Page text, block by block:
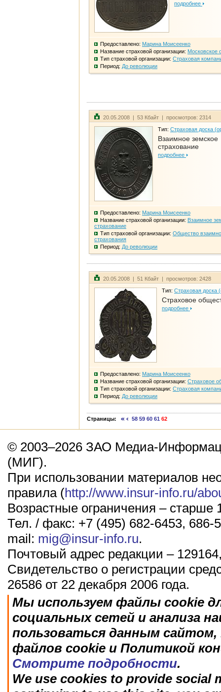
подробнее
Предоставлено: Марина Моисеенко
Название страховой организации: Московское
Тип страховой организации: Страховая
Период: До революции
20.05.2008 | 53 Кбайт | просмотров: 2314
Тип: Страховая доска
Взаимное земское
страхование
подробнее
Предоставлено: Марина Моисеенко
Название страховой организации: Взаимное
страхование
Тип страховой организации: Общество
страхования
Период: До революции
20.05.2008 | 51 Кбайт | просмотров: 2428
Тип: Страховая доска
Страховое
подробнее
Предоставлено: Марина Моисеенко
Название страховой организации: Страховое
Тип страховой организации: Страховая
Период: До революции
Страницы: 58 59 60 61 62
© 2003–2026 ЗАО Медиа-
(МИГ).
При использовании материалов
правила (http://www.insur-info.ru/
Возрастные ограничения – старше
Тел. / факс: +7 (495) 682-6453, 686-
mail: mig@insur-info.ru.
Почтовый адрес редакции –
Свидетельство о регистрации
26586 от 22 декабря 2006 года.
Мы используем файлы cookie
социальных сетей и анализа
пользоваться данным
файлов cookie и Политикой
Смотрите подробности.
We use cookies to provide social